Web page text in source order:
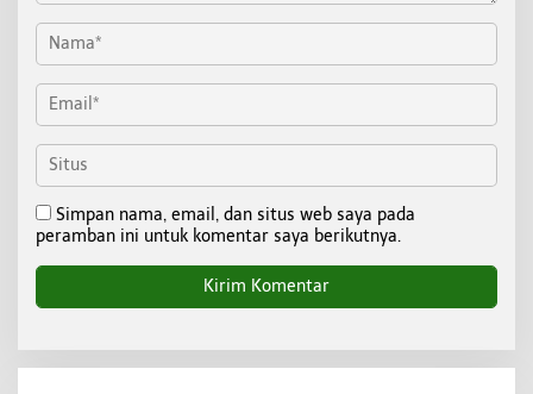
Simpan nama, email, dan situs web saya pada
peramban ini untuk komentar saya berikutnya.